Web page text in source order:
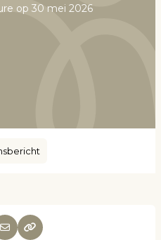
op 30 mei 2026